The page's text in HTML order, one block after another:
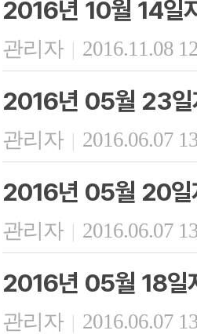
2016년 10월 14일
관리자 | 2016.11.08
2016년 05월 23일
관리자 | 2016.06.07
2016년 05월 20일
관리자 | 2016.06.07
2016년 05월 18일
관리자 | 2016.06.07